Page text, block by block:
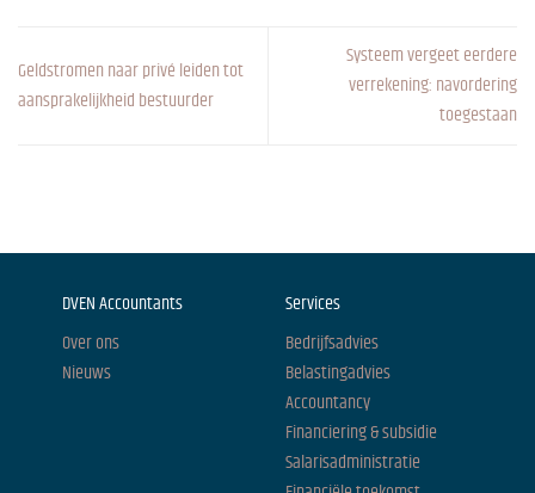
Geldstromen naar privé leiden tot
aansprakelijkheid bestuurder
Systeem vergeet eerdere
verrekening: navordering
toegestaan
DVEN Accountants
Over ons
Nieuws
Services
Bedrijfsadvies
Belastingadvies
Accountancy
Financiering & subsidie
Salarisadministratie